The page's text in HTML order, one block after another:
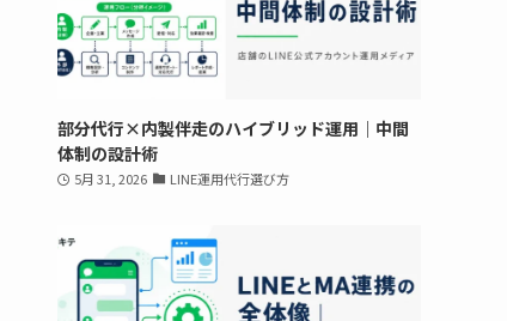
部分代行×内製伴走のハイブリッド運用｜中間
体制の設計術
5月 31, 2026 LINE運用代行選び方